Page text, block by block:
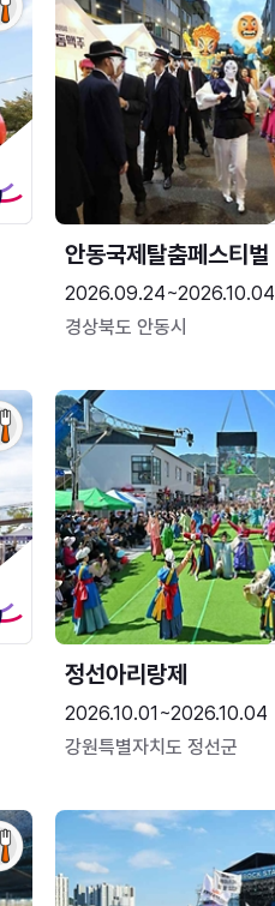
안동국제탈춤페스티벌
2026.09.24~2026.10.04
경상북도 안동시
정선아리랑제
2026.10.01~2026.10.04
강원특별자치도 정선군